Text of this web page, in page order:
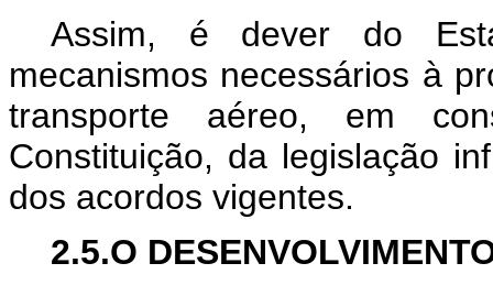
Assim, é dever do
mecanismos necessários à
transporte aéreo, em
Constituição, da legislação
dos acordos vigentes.
2.5.O